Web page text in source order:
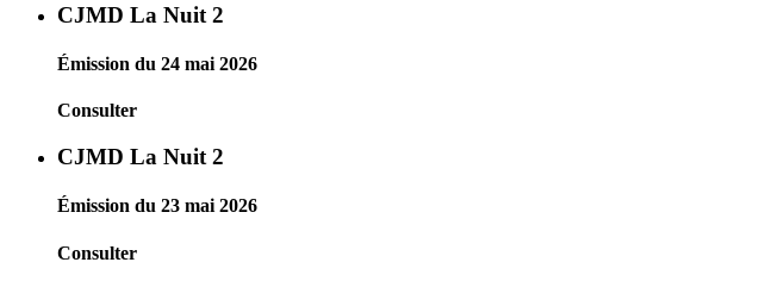
CJMD La Nuit 2
Émission du 24 mai 2026
Consulter
CJMD La Nuit 2
Émission du 23 mai 2026
Consulter